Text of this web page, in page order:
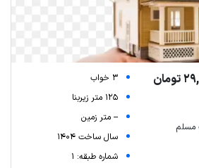
۳خواب مسلم
3 خواب
125 متر زیربنا
-- متر زمین
سال ساخت 1404
شماره طبقه: 1